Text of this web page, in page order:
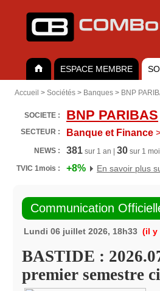
ESPACE MEMBRE
Accueil > Sociétés > Banques > BNP
SOCIETE : BNP PARIBAS
SECTEUR : Banque et Finance
NEWS : 381 sur 1 an | 30 sur 1
TVIC 1mois :
+8% En savoir plus
Communication
Lundi 06 juillet 2026, 18h33 (il y
BASTIDE :
premier semestre